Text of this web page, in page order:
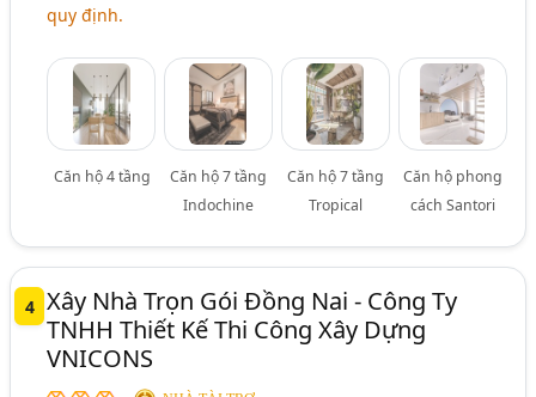
quy định.
Căn hộ 4 tầng
Căn hộ 7 tầng
Indochine
Căn hộ 7 tầng
Tropical
Căn hộ phong
cách Santori
4 Xây Nhà Trọn Gói Đồng Nai - Công Ty
TNHH Thiết Kế Thi Công Xây Dựng
VNICONS